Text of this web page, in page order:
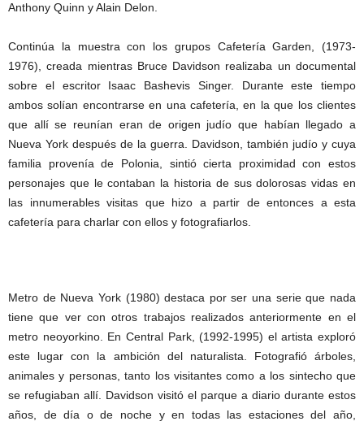
Anthony Quinn y Alain Delon.
Continúa la muestra con los grupos Cafetería Garden, (1973-
1976), creada mientras Bruce Davidson realizaba un documental
sobre el escritor Isaac Bashevis Singer. Durante este tiempo
ambos solían encontrarse en una cafetería, en la que los clientes
que allí se reunían eran de origen judío que habían llegado a
Nueva York después de la guerra. Davidson, también judío y cuya
familia provenía de Polonia, sintió cierta proximidad con estos
personajes que le contaban la historia de sus dolorosas vidas en
las innumerables visitas que hizo a partir de entonces a esta
cafetería para charlar con ellos y fotografiarlos.
Metro de Nueva York (1980) destaca por ser una serie que nada
tiene que ver con otros trabajos realizados anteriormente en el
metro neoyorkino. En Central Park, (1992-1995) el artista exploró
este lugar con la ambición del naturalista. Fotografió árboles,
animales y personas, tanto los visitantes como a los sintecho que
se refugiaban allí. Davidson visitó el parque a diario durante estos
años, de día o de noche y en todas las estaciones del año,